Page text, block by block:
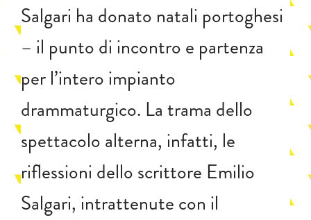
Salgari ha donato natali portoghesi
– il punto di incontro e partenza
per l’intero impianto
drammaturgico. La trama dello
spettacolo alterna, infatti, le
riflessioni dello scrittore Emilio
Salgari, intrattenute con il